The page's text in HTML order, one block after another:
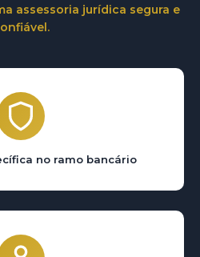
assessoria jurídica segura e
no ramo bancário